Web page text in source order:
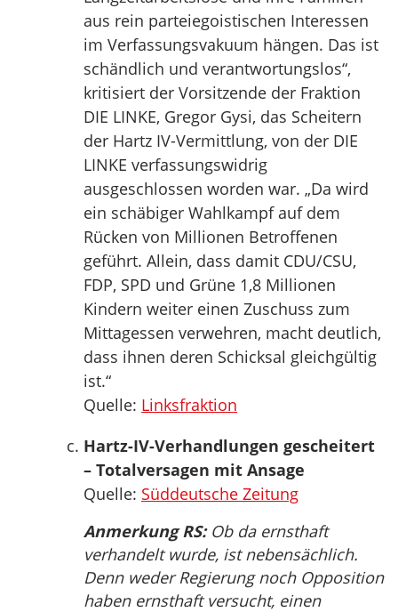
aus rein parteiegoistischen Interessen
im Verfassungsvakuum hängen. Das ist
schändlich und verantwortungslos“,
kritisiert der Vorsitzende der Fraktion
DIE LINKE, Gregor Gysi, das Scheitern
der Hartz IV-Vermittlung, von der DIE
LINKE verfassungswidrig
ausgeschlossen worden war. „Da wird
ein schäbiger Wahlkampf auf dem
Rücken von Millionen Betroffenen
geführt. Allein, dass damit CDU/CSU,
FDP, SPD und Grüne 1,8 Millionen
Kindern weiter einen Zuschuss zum
Mittagessen verwehren, macht deutlich,
dass ihnen deren Schicksal gleichgültig
ist.“
Quelle: Linksfraktion
Hartz-IV-Verhandlungen gescheitert
– Totalversagen mit Ansage
Quelle: Süddeutsche Zeitung
Anmerkung RS:Ob da ernsthaft
verhandelt wurde, ist nebensächlich.
Denn weder Regierung noch Opposition
haben ernsthaft versucht, einen